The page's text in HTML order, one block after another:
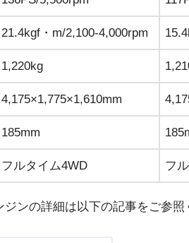
21.4kgf・m/2,100-4,000rpm
1,220kg
4,175×1,775×1,610mm
185mm
フルタイム4WD フ
ンの詳細は以下の記事をご参照